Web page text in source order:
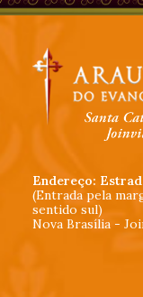
Endereço:
(Entrada pela
sentido sul)
Nova Brasília -